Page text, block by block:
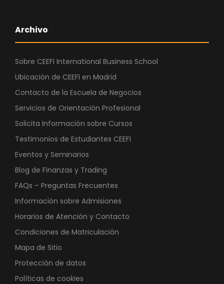
Archivo
Sobre CEEFI International Business School
Ubicación de CEEFI en Madrid
Contacto de la Escuela de Negocios
Servicios de Orientación Profesional
Solicita Información sobre Cursos
Testimonios de Estudiantes CEEFI
Eventos y Seminarios
Blog de Finanzas y Trading
FAQs – Preguntas Frecuentes
Información sobre Admisiones
Horarios de Atención y Contacto
Condiciones de Matriculación
Mapa de Sitio
Protección de datos
Políticas de cookies